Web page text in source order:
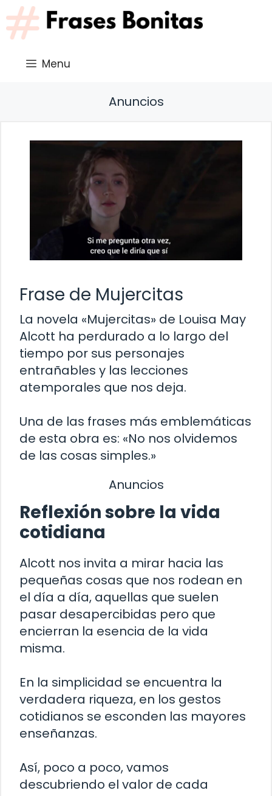
Saltar
al
contenido
Menu
Anuncios
Frase de Mujercitas
La novela «Mujercitas» de Louisa May
Alcott ha perdurado a lo largo del
tiempo por sus personajes
entrañables y las lecciones
atemporales que nos deja.
Una de las frases más emblemáticas
de esta obra es: «No nos olvidemos
de las cosas simples.»
Anuncios
Reflexión sobre la vida
cotidiana
Alcott nos invita a mirar hacia las
pequeñas cosas que nos rodean en
el día a día, aquellas que suelen
pasar desapercibidas pero que
encierran la esencia de la vida
misma.
En la simplicidad se encuentra la
verdadera riqueza, en los gestos
cotidianos se esconden las mayores
enseñanzas.
Así, poco a poco, vamos
descubriendo el valor de cada